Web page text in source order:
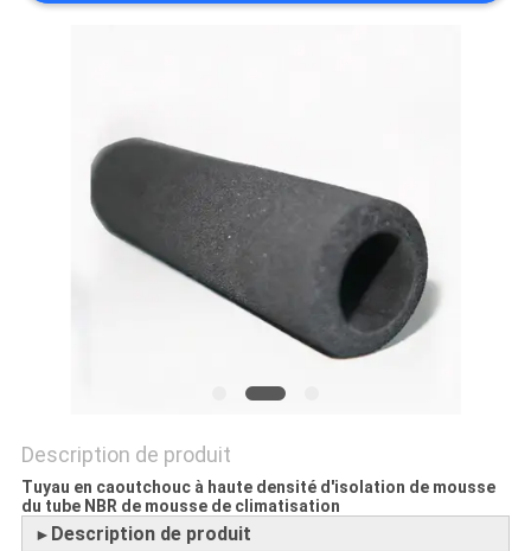
PRIVACY
POLICY
Description de produit
Tuyau en caoutchouc à haute densité d'isolation de mousse
du tube NBR de mousse de climatisation
► Description de produit